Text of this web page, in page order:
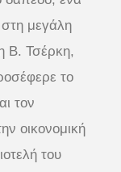
μεγάλη
Β. Τσέρκη,
το
τον
οικονομική
του